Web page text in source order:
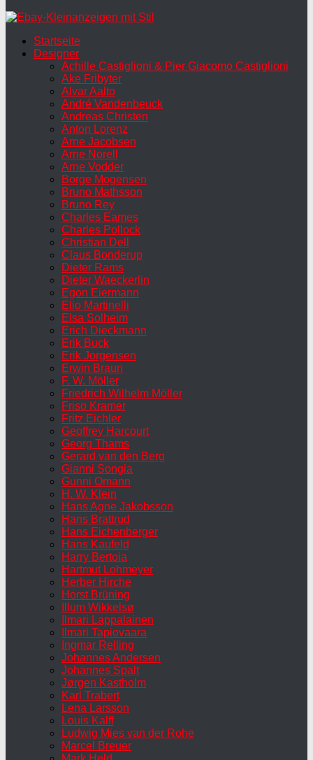
Startseite
Designer
Achille Castiglioni & Pier Giacomo Castiglioni
Ake Fribyter
Alvar Aalto
André Vandenbeuck
Andreas Christen
Anton Lorenz
Arne Jacobsen
Arne Norell
Arne Vodder
Borge Mogensen
Bruno Mathsson
Bruno Rey
Charles Eames
Charles Pollock
Christian Dell
Claus Bonderup
Dieter Rams
Dieter Waeckerlin
Egon Eiermann
Elio Martinelli
Elsa Solheim
Erich Dieckmann
Erik Buck
Erik Jorgensen
Erwin Braun
F. W. Möller
Friedrich Wilhelm Möller
Friso Kramer
Fritz Eichler
Geoffrey Harcourt
Georg Thams
Gerard van den Berg
Gianni Songia
Gunni Omann
H. W. Klein
Hans Agne Jakobsson
Hans Brattrud
Hans Eichenberger
Hans Kaufeld
Harry Bertoia
Hartmut Lohmeyer
Herber Hirche
Horst Brüning
Illum Wikkelsø
Ilmari Lappalainen
Ilmari Tapiovaara
Ingmar Relling
Johannes Andersen
Johannes Spalt
Jørgen Kastholm
Karl Trabert
Lena Larsson
Louis Kalff
Ludwig Mies van der Rohe
Marcel Breuer